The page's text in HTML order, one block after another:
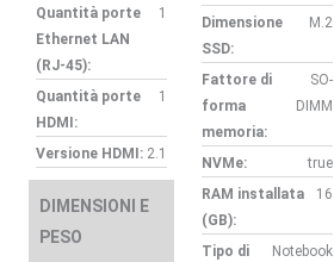
Quantità porte
Ethernet LAN
(RJ-45):
1
Quantità porte
HDMI:
1
Versione HDMI: 2.1
DIMENSIONI E
PESO
Dimensione
SSD:
M.2
Fattore di
forma
memoria:
SO-
DIMM
NVMe:
true
RAM installata
(GB):
16
Tipo di
Notebook